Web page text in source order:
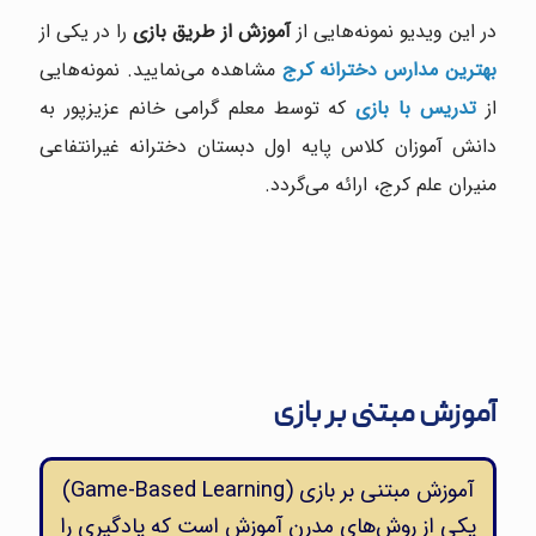
در این ویدیو نمونه‌هایی ازآموزش از طریق بازی را در یکی از
بهترین مدارس دخترانه کرج مشاهده می‌نمایید. نمونه‌هایی
ازتدریس با بازیکه توسط معلم گرامی خانم عزیزپور به
دانش آموزان کلاس پایه اول دبستان دخترانه غیرانتفاعی
منیران علم کرج، ارائه می‌گردد.
آموزش مبتنی بر بازی
آموزش مبتنی بر بازی (Game-Based Learning)
یکی از روش‌های مدرن آموزش است که یادگیری را